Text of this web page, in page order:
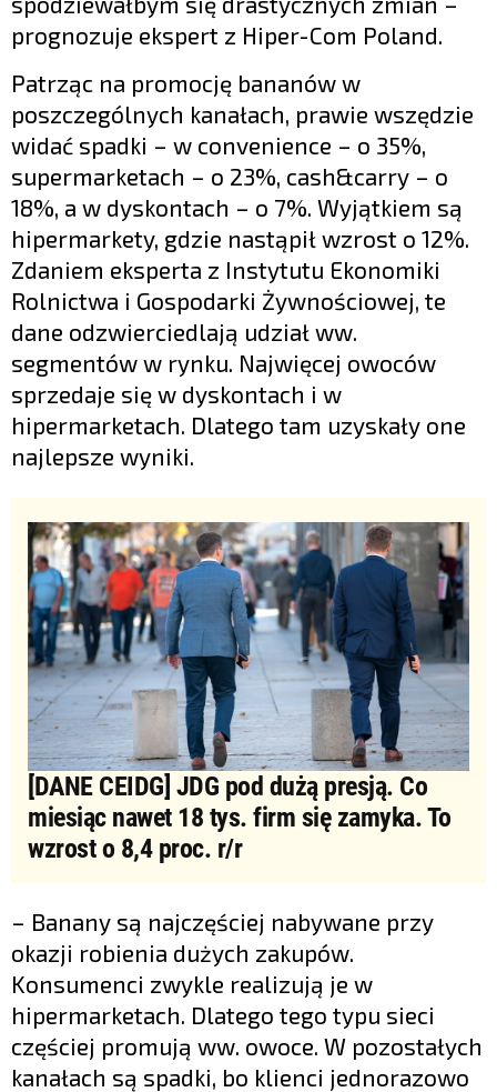
prognozuje ekspert z Hiper-Com Poland.
Patrząc na promocję bananów w
poszczególnych kanałach, prawie wszędzie
widać spadki – w convenience – o 35%,
supermarketach – o 23%, cash&carry – o
18%, a w dyskontach – o 7%. Wyjątkiem są
hipermarkety, gdzie nastąpił wzrost o 12%.
Zdaniem eksperta z Instytutu Ekonomiki
Rolnictwa i Gospodarki Żywnościowej, te
dane odzwierciedlają udział ww.
segmentów w rynku. Najwięcej owoców
sprzedaje się w dyskontach i w
hipermarketach. Dlatego tam uzyskały one
najlepsze wyniki.
[DANE CEIDG] JDG pod dużą presją. Co
miesiąc nawet 18 tys. firm się zamyka. To
wzrost o 8,4 proc. r/r
– Banany są najczęściej nabywane przy
okazji robienia dużych zakupów.
Konsumenci zwykle realizują je w
hipermarketach. Dlatego tego typu sieci
częściej promują ww. owoce. W pozostałych
kanałach są spadki, bo klienci jednorazowo